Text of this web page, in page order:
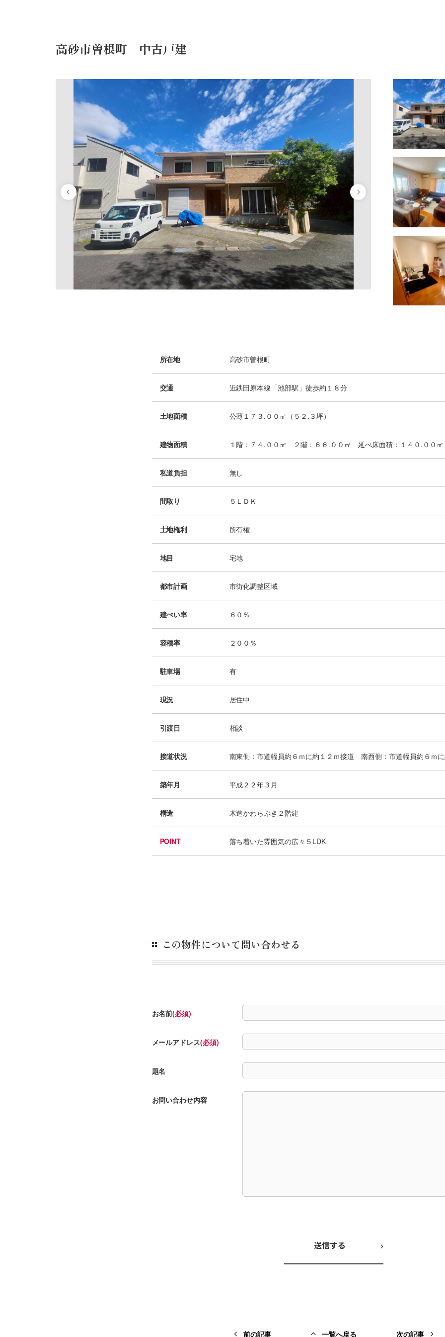
高砂市曽根町 中古戸建
所在地 高砂市曽根町
交通 近鉄田原本線「池部駅」徒歩約１８分
土地面積 公薄１７３.００㎡（５２.３坪）
建物面積 １階：７４.００㎡ ２階：６６.００㎡ 延べ床面積：１４０.００㎡
私道負担 無し
間取り ５ＬＤＫ
土地権利 所有権
地目 宅地
都市計画 市街化調整区域
建ぺい率 ６０％
容積率 ２００％
駐車場 有
現況 居住中
引渡日 相談
接道状況 南東側：市道幅員約６ｍに約１２ｍ接道 南西側：市道幅員約６ｍ
築年月 平成２２年３月
構造 木造かわらぶき２階建
POINT 落ち着いた雰囲気の広々５LDK
この物件について問い合わせる
お名前(必須)
メールアドレス(必須)
題名
お問い合わせ内容
前の記事
一覧へ戻る
次の記事